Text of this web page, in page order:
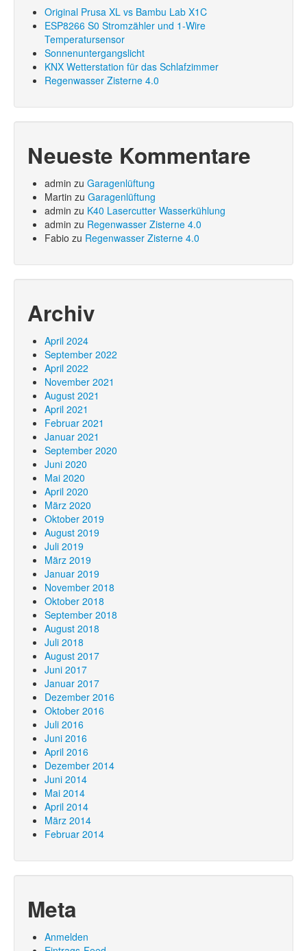
Original Prusa XL vs Bambu Lab X1C
ESP8266 S0 Stromzähler und 1-Wire
Temperatursensor
Sonnenuntergangslicht
KNX Wetterstation für das Schlafzimmer
Regenwasser Zisterne 4.0
Neueste Kommentare
admin zu Garagenlüftung
Martin zu Garagenlüftung
admin zu K40 Lasercutter Wasserkühlung
admin zu Regenwasser Zisterne 4.0
Fabio zu Regenwasser Zisterne 4.0
Archiv
April 2024
September 2022
April 2022
November 2021
August 2021
April 2021
Februar 2021
Januar 2021
September 2020
Juni 2020
Mai 2020
April 2020
März 2020
Oktober 2019
August 2019
Juli 2019
März 2019
Januar 2019
November 2018
Oktober 2018
September 2018
August 2018
Juli 2018
August 2017
Juni 2017
Januar 2017
Dezember 2016
Oktober 2016
Juli 2016
Juni 2016
April 2016
Dezember 2014
Juni 2014
Mai 2014
April 2014
März 2014
Februar 2014
Meta
Anmelden